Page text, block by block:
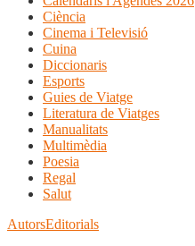
Ciència
Cinema i Televisió
Cuina
Diccionaris
Esports
Guies de Viatge
Literatura de Viatges
Manualitats
Multimèdia
Poesia
Regal
Salut
AutorsEditorials